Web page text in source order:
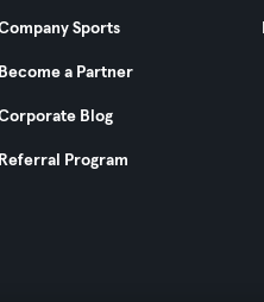
Sports
Become a Partner
Blog
Referral Program